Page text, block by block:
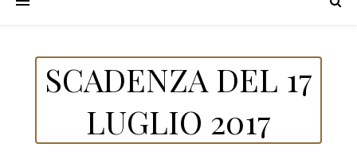
SCADENZA DEL 17
LUGLIO 2017